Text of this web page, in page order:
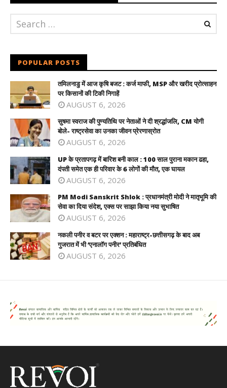
POPULAR POSTS
तमिलनाडु में आज कृषि बजट : कर्ज माफी, MSP और खरीद प्रोत्साहन
पर किसानों की टिकी निगाहें
AUGUST 6, 2026
सुषमा स्वराज की पुण्यतिथि पर नेताओं ने दी श्रद्धांजलि, CM योगी
बोले- राष्ट्रसेवा का उनका जीवन प्रेरणास्रोत
AUGUST 6, 2026
UP के प्रतापगढ़ में बारिश बनी काल : 100 साल पुराना मकान ढहा,
दंपती समेत एक ही परिवार के 6 लोगों की मौत, एक घायल
AUGUST 6, 2026
PM Modi Sanskrit Shlok : प्रधानमंत्री मोदी ने मातृभूमि की
सेवा का दिया संदेश, एक्स पर साझा किया नया सुभाषित
AUGUST 6, 2026
नकली पनीर व बटर पर एक्शन : महाराष्ट्र-छत्तीसगढ़ के बाद अब
गुजरात में भी ‘एनालॉग पनीर’ प्रतिबंधित
AUGUST 6, 2026